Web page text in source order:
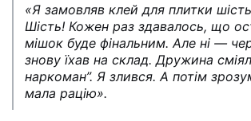
«Я замовляв клей для плитки шість
Шість! Кожен раз здавалось, що
мішок буде фінальним. Але ні —
знову їхав на склад. Дружина
наркоман”. Я злився. А потім
мала рацію».